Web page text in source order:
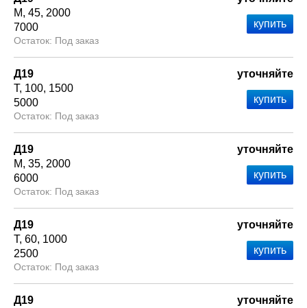
М 45 2000
7000
Под заказ
Д19
Т 100 1500
5000
Под заказ
уточняйте
Д19
М 35 2000
6000
Под заказ
уточняйте
Д19
Т 60 1000
2500
Под заказ
уточняйте
Д19
уточняйте